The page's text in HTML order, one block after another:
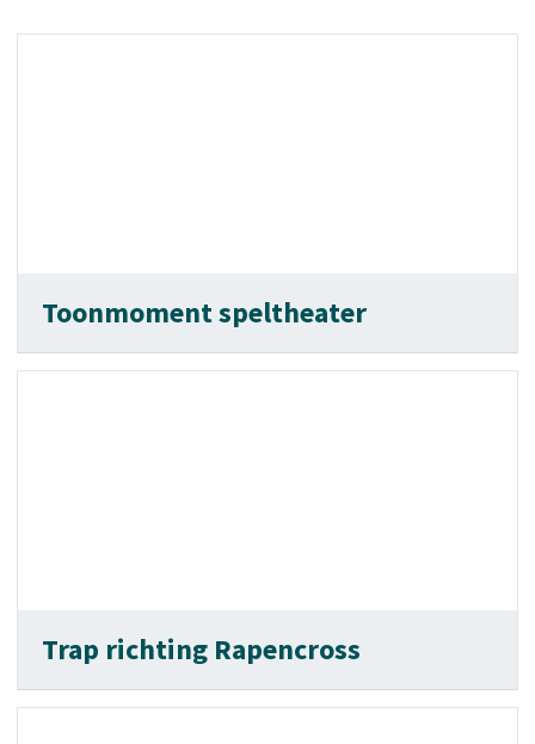
Toonmoment speltheater
Trap richting Rapencross